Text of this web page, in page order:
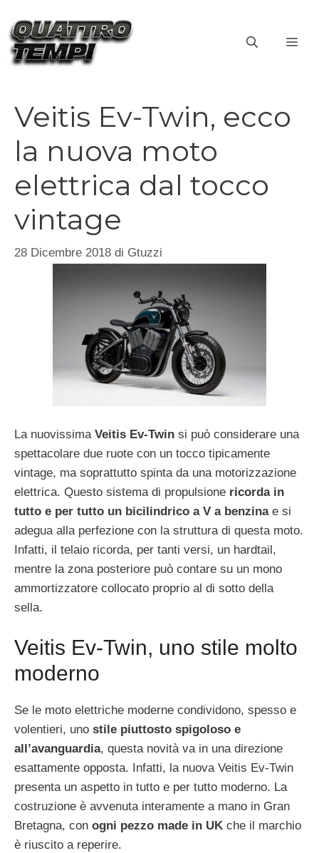
contenuto
Veitis Ev-Twin, ecco
la nuova moto
elettrica dal tocco
vintage
28 Dicembre 2018 di Gtuzzi
La nuovissima Veitis Ev-Twin si può considerare una
spettacolare due ruote con un tocco tipicamente
vintage, ma soprattutto spinta da una motorizzazione
elettrica. Questo sistema di propulsione ricorda in
tutto e per tutto un bicilindrico a V a benzinae si
adegua alla perfezione con la struttura di questa moto.
Infatti, il telaio ricorda, per tanti versi, un hardtail,
mentre la zona posteriore può contare su un mono
ammortizzatore collocato proprio al di sotto della
sella.
Veitis Ev-Twin, uno stile molto
moderno
Se le moto elettriche moderne condividono, spesso e
volentieri, uno stile piuttosto spigoloso e
all’avanguardia, questa novità va in una direzione
esattamente opposta. Infatti, la nuova Veitis Ev-Twin
presenta un aspetto in tutto e per tutto moderno. La
costruzione è avvenuta interamente a mano in Gran
Bretagna, con ogni pezzo made in UK che il marchio
è riuscito a reperire.